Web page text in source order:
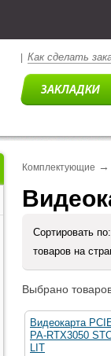
Как сделать
Комплектующие →
Сортировать
товаров на
Выбрано
Видеокарта
PA-RTX3050
LIT